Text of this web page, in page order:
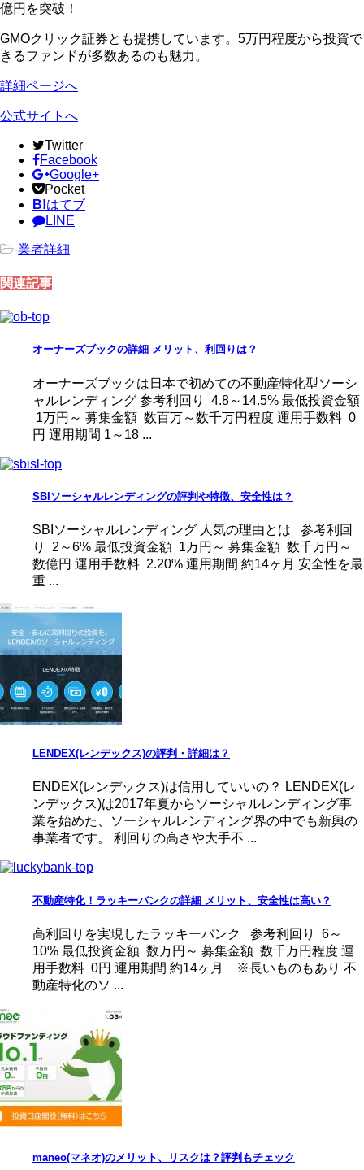
億円を突破！
GMOクリック証券とも提携しています。5万円程度から投資で
きるファンドが多数あるのも魅力。
詳細ページへ
公式サイトへ
Twitter
Facebook
Google+
Pocket
B!はてブ
LINE
-業者詳細
関連記事
オーナーズブックの詳細 メリット、利回りは？
オーナーズブックは日本で初めての不動産特化型ソーシ
ャルレンディング 参考利回り 4.8～14.5% 最低投資金額
1万円～ 募集金額 数百万～数千万円程度 運用手数料 0
円 運用期間 1～18 ...
SBIソーシャルレンディングの評判や特徴、安全性は？
SBIソーシャルレンディング 人気の理由とは 参考利回
り 2～6% 最低投資金額 1万円～ 募集金額 数千万円～
数億円 運用手数料 2.20% 運用期間 約14ヶ月 安全性を最
重 ...
LENDEX(レンデックス)の評判・詳細は？
ENDEX(レンデックス)は信用していいの？ LENDEX(レ
ンデックス)は2017年夏からソーシャルレンディング事
業を始めた、ソーシャルレンディング界の中でも新興の
事業者です。 利回りの高さや大手不 ...
不動産特化！ラッキーバンクの詳細 メリット、安全性は高い？
高利回りを実現したラッキーバンク 参考利回り 6～
10% 最低投資金額 数万円～ 募集金額 数千万円程度 運
用手数料 0円 運用期間 約14ヶ月 ※長いものもあり 不
動産特化のソ ...
maneo(マネオ)のメリット、リスクは？評判もチェック